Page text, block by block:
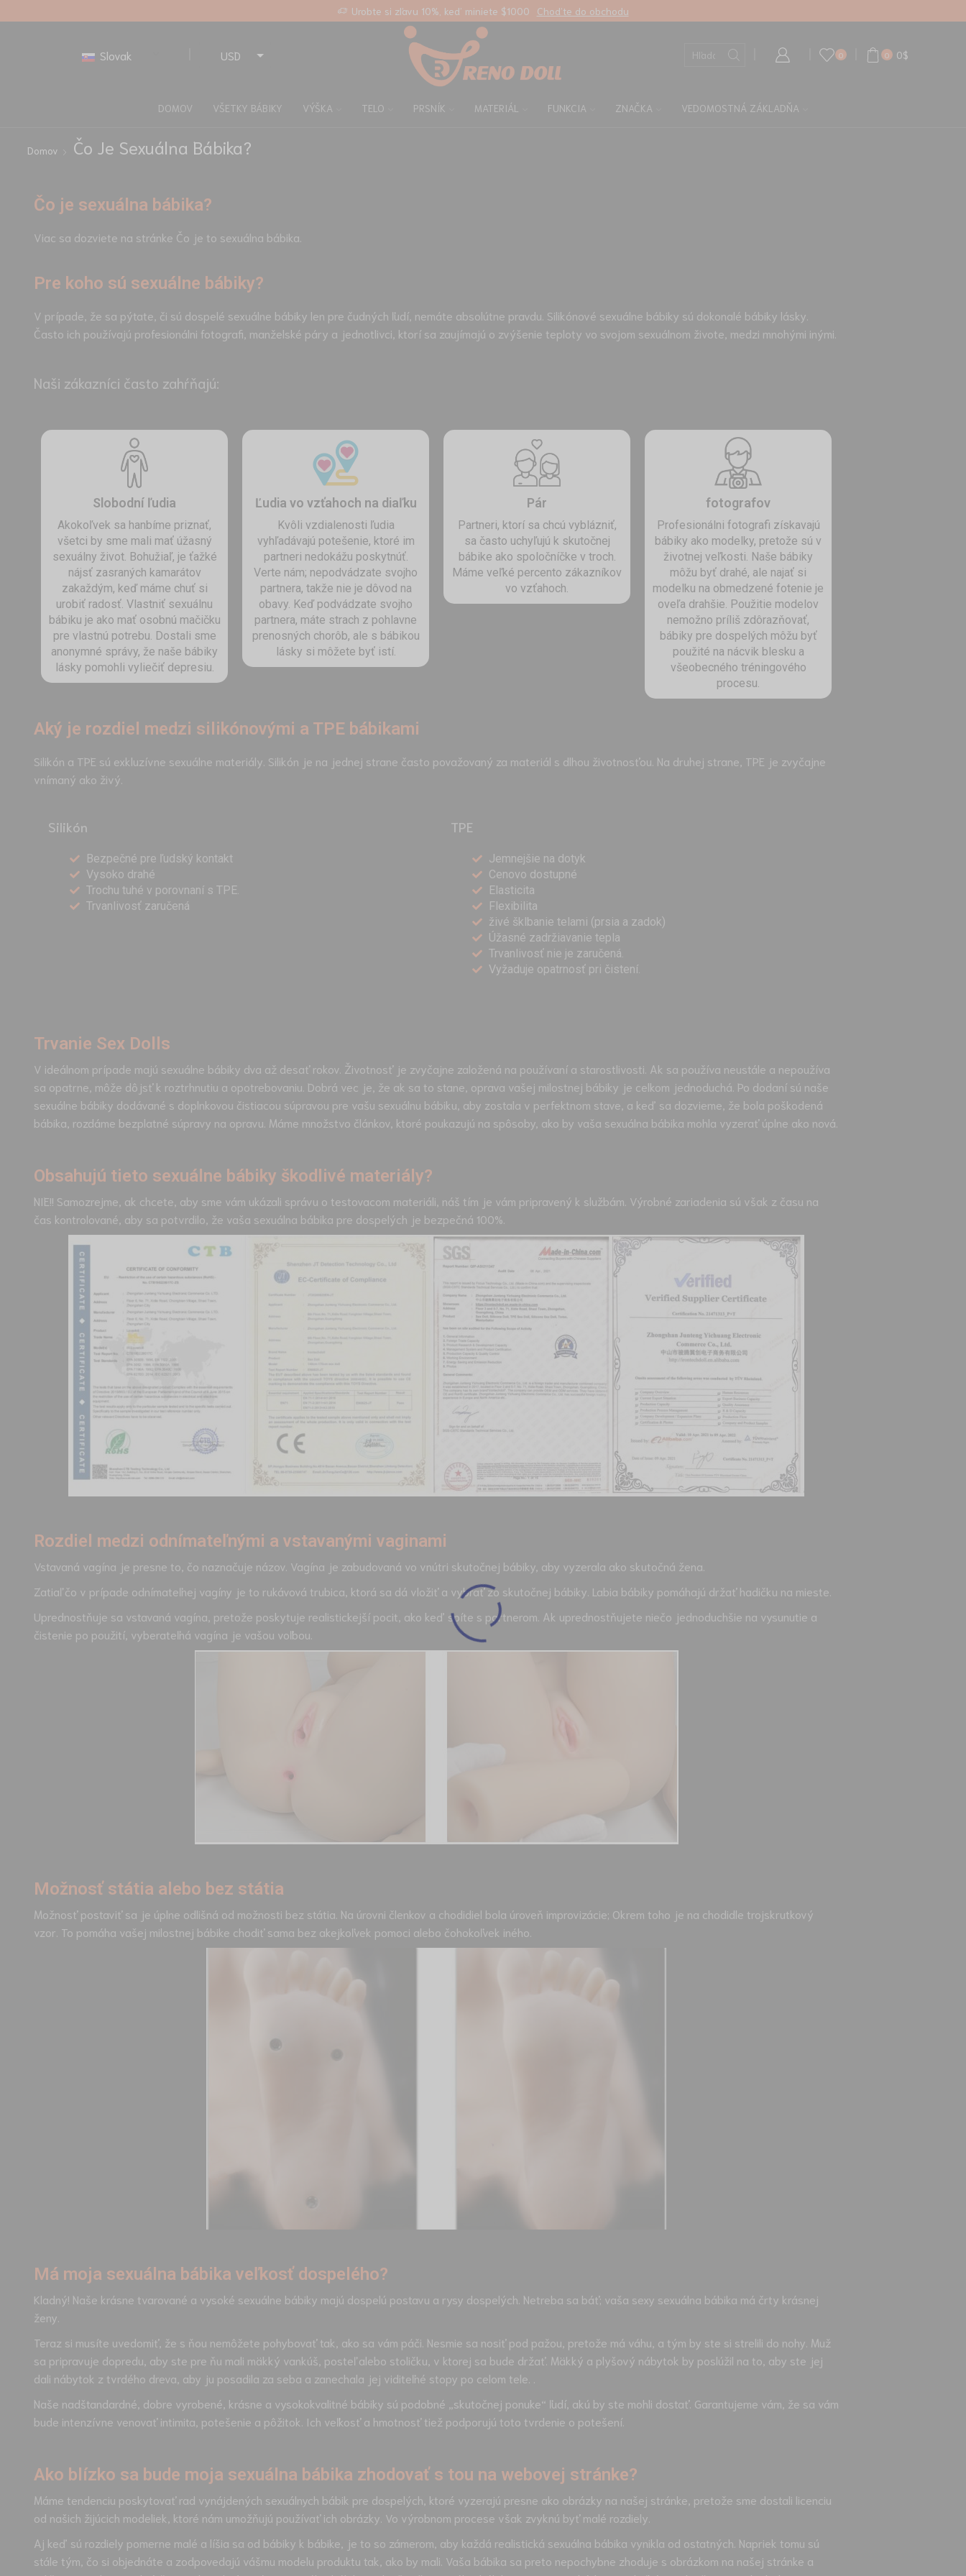
Štandardná doprava zdarma pre všetky objednávky
Slovak
USD
0 0 0$
DOMOV VŠETKY BÁBIKY VÝŠKA TELO PRSNÍK MATERIÁL FUNKCIA ZNAČKA VEDOMOSTNÁ ZÁKLADŇA
Domov Čo Je Sexuálna Bábika?
Čo je sexuálna bábika?
Viac sa dozviete na stránke Čo je to sexuálna bábika.
Pre koho sú sexuálne bábiky?
V prípade, že sa pýtate, či sú dospelé sexuálne bábiky len pre čudných ľudí, nemáte absolútne pravdu. Silikónové sexuálne bábiky sú dokonalé bábiky lásky.
Často ich používajú profesionálni fotografi, manželské páry a jednotlivci, ktorí sa zaujímajú o zvýšenie teploty vo svojom sexuálnom živote, medzi mnohými inými.
Naši zákazníci často zahŕňajú:
Slobodní ľudia
Akokoľvek sa hanbíme priznať,
všetci by sme mali mať úžasný
sexuálny život. Bohužiaľ, je ťažké
nájsť zasraných kamarátov
zakaždým, keď máme chuť si
urobiť radosť. Vlastniť sexuálnu
bábiku je ako mať osobnú mačičku
pre vlastnú potrebu. Dostali sme
anonymné správy, že naše bábiky
lásky pomohli vyliečiť depresiu.
Ľudia vo vzťahoch na diaľku
Kvôli vzdialenosti ľudia
vyhľadávajú potešenie, ktoré im
partneri nedokážu poskytnúť.
Verte nám; nepodvádzate svojho
partnera, takže nie je dôvod na
obavy. Keď podvádzate svojho
partnera, máte strach z pohlavne
prenosných chorôb, ale s bábikou
lásky si môžete byť istí.
Pár
Partneri, ktorí sa chcú vyblázniť,
sa často uchyľujú k skutočnej
bábike ako spoločníčke v troch.
Máme veľké percento zákazníkov
vo vzťahoch.
fotografov
Profesionálni fotografi získavajú
bábiky ako modelky, pretože sú v
životnej veľkosti. Naše bábiky
môžu byť drahé, ale najať si
modelku na obmedzené fotenie je
oveľa drahšie. Použitie modelov
nemožno príliš zdôrazňovať,
bábiky pre dospelých môžu byť
použité na nácvik blesku a
všeobecného tréningového
procesu.
Aký je rozdiel medzi silikónovými a TPE bábikami
Silikón a TPE sú exkluzívne sexuálne materiály. Silikón je na jednej strane často považovaný za materiál s dlhou životnosťou. Na druhej strane, TPE je zvyčajne
vnímaný ako živý.
Silikón
Bezpečné pre ľudský kontakt
Vysoko drahé
Trochu tuhé v porovnaní s TPE.
Trvanlivosť zaručená
TPE
Jemnejšie na dotyk
Cenovo dostupné
Elasticita
Flexibilita
živé šklbanie telami (prsia a zadok)
Úžasné zadržiavanie tepla
Trvanlivosť nie je zaručená.
Vyžaduje opatrnosť pri čistení.
Trvanie Sex Dolls
V ideálnom prípade majú sexuálne bábiky dva až desať rokov. Životnosť je zvyčajne založená na používaní a starostlivosti. Ak sa používa neustále a nepoužíva
sa opatrne, môže dôjsť k roztrhnutiu a opotrebovaniu. Dobrá vec je, že ak sa to stane, oprava vašej milostnej bábiky je celkom jednoduchá. Po dodaní sú naše
sexuálne bábiky dodávané s doplnkovou čistiacou súpravou pre vašu sexuálnu bábiku, aby zostala v perfektnom stave, a keď sa dozvieme, že bola poškodená
bábika, rozdáme bezplatné súpravy na opravu. Máme množstvo článkov, ktoré poukazujú na spôsoby, ako by vaša sexuálna bábika mohla vyzerať úplne ako nová.
Obsahujú tieto sexuálne bábiky škodlivé materiály?
NIE!! Samozrejme, ak chcete, aby sme vám ukázali správu o testovacom materiáli, náš tím je vám pripravený k službám. Výrobné zariadenia sú však z času na
čas kontrolované, aby sa potvrdilo, že vaša sexuálna bábika pre dospelých je bezpečná 100%.
Rozdiel medzi odnímateľnými a vstavanými vaginami
Vstavaná vagína je presne to, čo naznačuje názov. Vagína je zabudovaná vo vnútri skutočnej bábiky, aby vyzerala ako skutočná žena.
Zatiaľ čo v prípade odnímateľnej vagíny je to rukávová trubica, ktorá sa dá vložiť a vybrať zo skutočnej bábiky. Labia bábiky pomáhajú držať hadičku na mieste.
Uprednostňuje sa vstavaná vagína, pretože poskytuje realistickejší pocit, ako keď spíte s partnerom. Ak uprednostňujete niečo jednoduchšie na vysunutie a
čistenie po použití, vyberateľná vagína je vašou voľbou.
Možnosť státia alebo bez státia
Možnosť postaviť sa je úplne odlišná od možnosti bez státia. Na úrovni členkov a chodidiel bola úroveň improvizácie; Okrem toho je na chodidle trojskrutkový
vzor. To pomáha vašej milostnej bábike chodiť sama bez akejkoľvek pomoci alebo čohokoľvek iného.
Má moja sexuálna bábika veľkosť dospelého?
Kladný! Naše krásne tvarované a vysoké sexuálne bábiky majú dospelú postavu a rysy dospelých. Netreba sa báť; vaša sexy sexuálna bábika má črty krásnej
ženy.
Teraz si musíte uvedomiť, že s ňou nemôžete pohybovať tak, ako sa vám páči. Nesmie sa nosiť pod pažou, pretože má váhu, a tým by ste si strelili do nohy. Muž
sa pripravuje dopredu, aby ste pre ňu mali mäkký vankúš, posteľ alebo stoličku, v ktorej sa bude držať. Mäkký a plyšový nábytok by poslúžil na to, aby ste jej
dali nábytok z tvrdého dreva, aby ju posadila za seba a zanechala jej viditeľné stopy po celom tele. .
Naše nadštandardné, dobre vyrobené, krásne a vysokokvalitné bábiky sú podobné „skutočnej ponuke“ ľudí, akú by ste mohli dostať. Garantujeme vám, že sa vám
bude intenzívne venovať intimita, potešenie a pôžitok. Ich veľkosť a hmotnosť tiež podporujú toto tvrdenie o potešení.
Ako blízko sa bude moja sexuálna bábika zhodovať s tou na webovej stránke?
Máme tendenciu poskytovať rad vynájdených sexuálnych bábik pre dospelých, ktoré vyzerajú presne ako obrázky na našej stránke, pretože sme dostali licenciu
od našich žijúcich modeliek, ktoré nám umožňujú používať ich obrázky. Vo výrobnom procese však zvyknú byť malé rozdiely.
Aj keď sú rozdiely pomerne malé a líšia sa od bábiky k bábike, je to so zámerom, aby každá realistická sexuálna bábika vynikla od ostatných. Napriek tomu sú
stále tým, čo si objednáte a zodpovedajú vášmu modelu produktu tak, ako by mali. Vaša bábika sa preto nepochybne zhoduje s obrázkom na našej stránke a